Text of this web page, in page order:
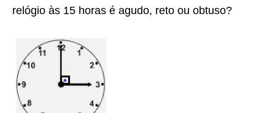
relógio às 15 horas é agudo, reto ou obtuso?